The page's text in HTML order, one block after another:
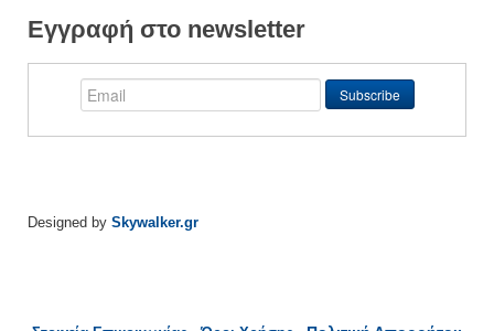
Εγγραφή στο newsletter
Designed by Skywalker.gr